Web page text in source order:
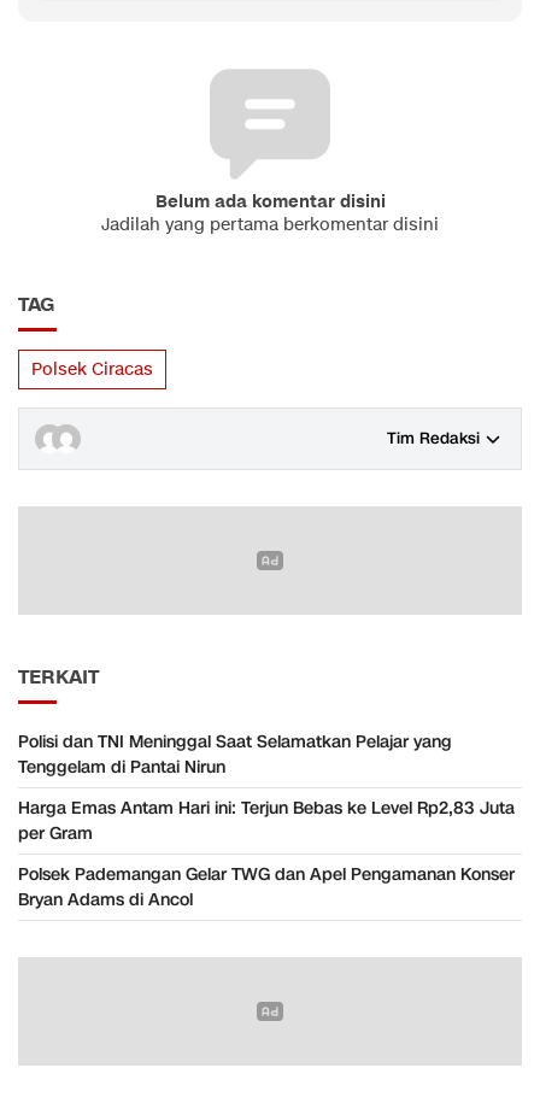
Belum ada komentar disini
Jadilah yang pertama berkomentar disini
TAG
Polsek Ciracas
Tim Redaksi
TERKAIT
Polisi dan TNI Meninggal Saat Selamatkan Pelajar yang
Tenggelam di Pantai Nirun
Harga Emas Antam Hari ini: Terjun Bebas ke Level Rp2,83 Juta
per Gram
Polsek Pademangan Gelar TWG dan Apel Pengamanan Konser
Bryan Adams di Ancol